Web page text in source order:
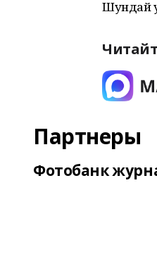
Шундай
Партнеры
Фотобанк